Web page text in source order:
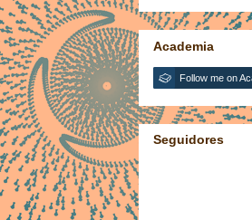
Academia
Follow me on
Seguidores